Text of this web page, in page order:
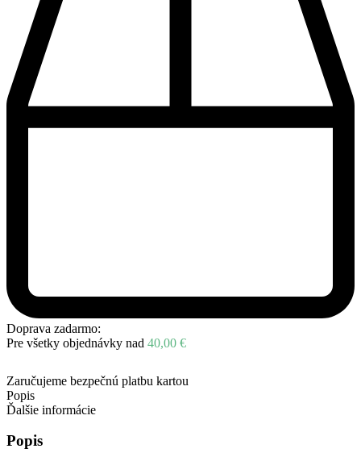
Doprava zadarmo:
Pre všetky objednávky nad 40,00 €
Zaručujeme bezpečnú platbu kartou
Popis
Ďalšie informácie
Popis